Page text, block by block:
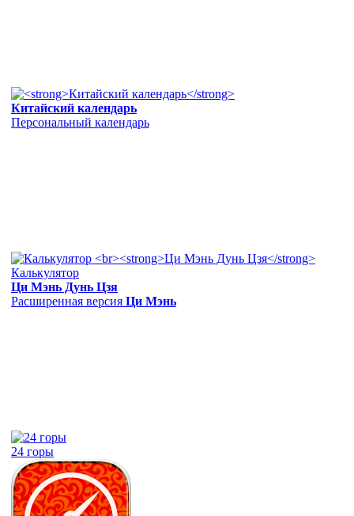
Китайский календарь
Персональный календарь
Калькулятор
Ци Мэнь Дунь Цзя
Расширенная версия Ци Мэнь
24 горы